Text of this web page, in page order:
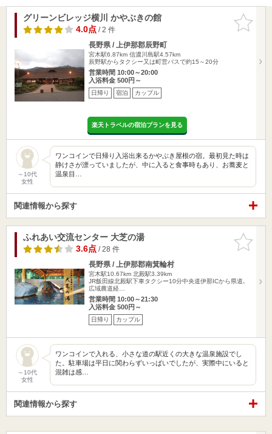
お気に入
りに追加
グリーンビレッジ横川 かやぶきの館
4.0点/ 2 件
長野県 / 上伊那郡辰野町
宮木駅6.87km 信濃川島駅4.57km
辰野駅からタクシー又は町営バスで約15～20分
営業時間 10:00～20:00
入浴料金 500円～
日帰り 宿泊 カップル
楽天トラベルの宿泊プランを見る
～10代
女性
ワンコインで日帰り入浴出来るかやぶき屋根の宿。最初見た時は
静けさが漂っていましたが、中に入ると食事時もあり、お蕎麦と
温泉目…
関連情報から探す
お気に入
りに追加
ふれあい交流センター 大芝の湯
3.6点/ 28 件
長野県 / 上伊那郡南箕輪村
宮木駅10.67km 北殿駅3.39km
JR飯田線北殿駅下車タクシー10分中央道伊那ICから県道､
広域農道経…
営業時間 10:00～21:30
入浴料金 500円～
日帰り カップル
～10代
女性
ワンコインで入れる、小さな道の駅近くの大きな温泉施設でし
た。駐車場は平日に関わらずいっぱいでしたが、実際中にいると
混雑は感…
関連情報から探す